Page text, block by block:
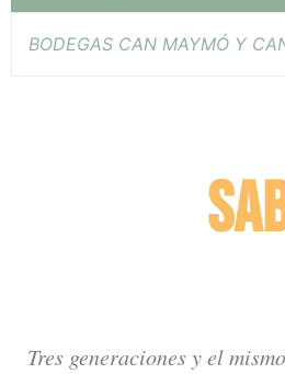
BODEGAS CAN MAYMÓ Y
Tres generaciones y el